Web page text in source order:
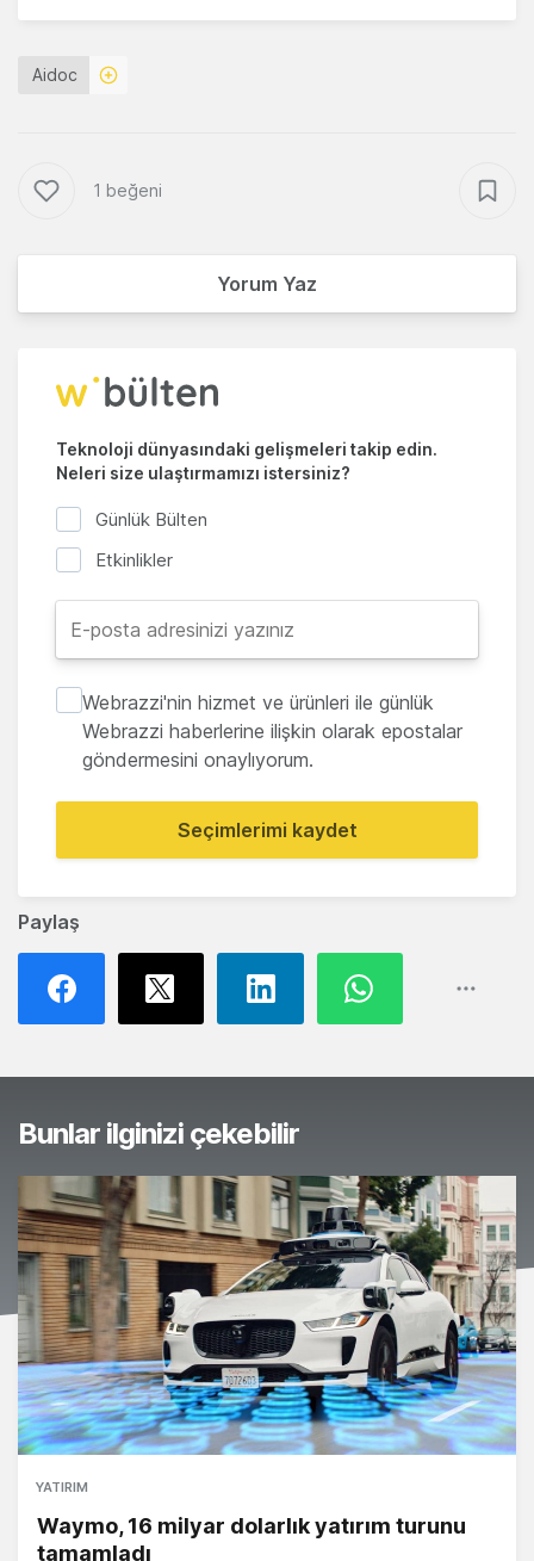
Paylaş
Aidoc
1 beğeni
Yorum Yaz
Teknoloji dünyasındaki gelişmeleri takip edin.
Neleri size ulaştırmamızı istersiniz?
Günlük Bülten
Etkinlikler
Webrazzi'nin hizmet ve ürünleri ile günlük
Webrazzi haberlerine ilişkin olarak epostalar
göndermesini onaylıyorum.
Seçimlerimi kaydet
Bunlar ilginizi çekebilir
YATIRIM
Waymo, 16 milyar dolarlık yatırım turunu
tamamladı